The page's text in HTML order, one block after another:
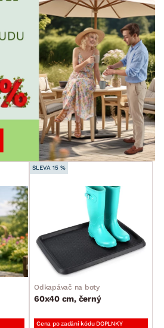
SLEVA 15 %
Odkapávač na boty
60x40 cm, černý
Cena po zadání kódu DOPLNKY